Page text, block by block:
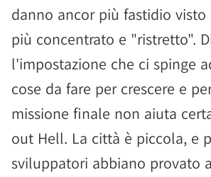
danno ancor più fastidio
più concentrato e "ristretto".
l'impostazione che ci spinge
cose da fare per crescere e
missione finale non aiuta
out Hell. La città è piccola, e
sviluppatori abbiano provato